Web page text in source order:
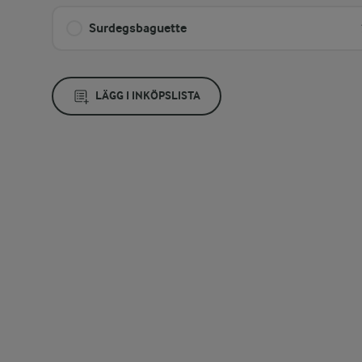
Surdegsbaguette
LÄGG I INKÖPSLISTA